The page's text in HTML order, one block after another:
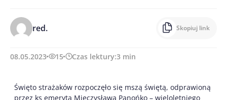
red. Skopiuj link
08.05.2023 15 Czas lektury:3 min
Święto strażaków rozpoczęło się mszą świętą, odprawioną
przez ks emeryta Mieczysława Panońko – wieloletniego